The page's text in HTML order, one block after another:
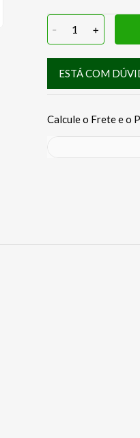
- 1 +
ESTÁ COM